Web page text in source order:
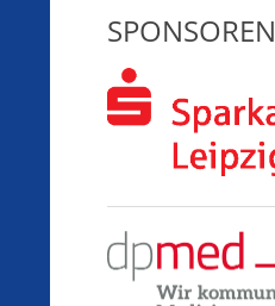
SPONSOREN